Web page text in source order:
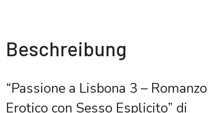
Beschreibung
“Passione a Lisbona 3 – Romanzo
Erotico con Sesso Esplicito” di